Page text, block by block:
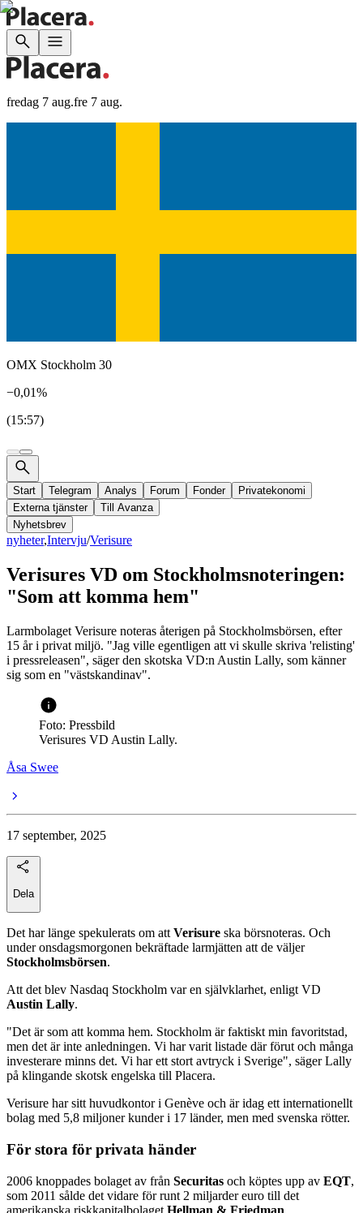
fredag 7 aug.fre 7 aug.
OMX Stockholm 30
−0,01%
(15:57)
Start Telegram Analys Forum Fonder
Privatekonomi
Externa tjänster
Till Avanza
Nyhetsbrev
nyheter,Intervju/Verisure
Verisures VD om Stockholmsnoteringen:
"Som att komma hem"
Larmbolaget Verisure noteras återigen på Stockholmsbörsen, efter
15 år i privat miljö. "Jag ville egentligen att vi skulle skriva 'relisting'
i pressreleasen", säger den skotska VD:n Austin Lally, som känner
sig som en "västskandinav".
Foto: Pressbild
Verisures VD Austin Lally.
Åsa Swee
17 september, 2025
Dela
Det har länge spekulerats om attVerisure ska börsnoteras. Och
under onsdagsmorgonen bekräftade larmjätten att de väljer
Stockholmsbörsen.
Att det blev Nasdaq Stockholm var en självklarhet, enligt VD
Austin Lally.
"Det är som att komma hem. Stockholm är faktiskt min favoritstad,
men det är inte anledningen. Vi har varit listade där förut och många
investerare minns det. Vi har ett stort avtryck i Sverige", säger Lally
på klingande skotsk engelska till Placera.
Verisure har sitt huvudkontor i Genève och är idag ett internationellt
bolag med 5,8 miljoner kunder i 17 länder, men med svenska rötter.
För stora för privata händer
2006 knoppades bolaget av från Securitas och köptes upp av EQT,
som 2011 sålde det vidare för runt 2 miljarder euro till det
amerikanska riskkapitalbolaget Hellman & Friedman.